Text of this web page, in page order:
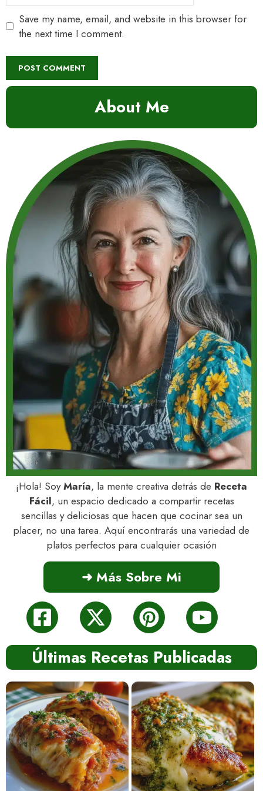
Save my name, email, and website in this browser for
the next time I comment.
About Me
¡Hola! SoyMaría, la mente creativa detrás de Receta
Fácil, un espacio dedicado a compartir recetas
sencillas y deliciosas que hacen que cocinar sea un
placer, no una tarea. Aquí encontrarás una variedad de
platos perfectos para cualquier ocasión
➜ Más Sobre Mi
Últimas Recetas Publicadas